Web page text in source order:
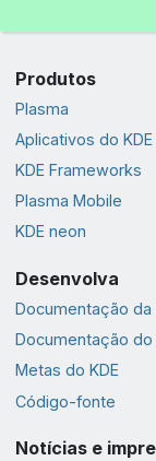
Produtos
Plasma
Aplicativos do KDE
KDE Frameworks
Plasma Mobile
KDE neon
Desenvolva
Documentação da
Documentação do
Metas do KDE
Código-fonte
Notícias e